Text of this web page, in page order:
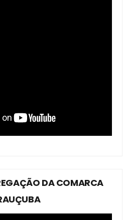
DA COMARCA